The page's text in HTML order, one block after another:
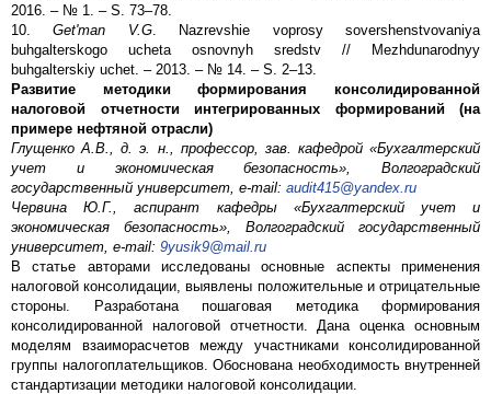
2016. – № 1. – S. 73–78.
10.Get'man V.G. Nazrevshie voprosy sovershenstvovaniya
buhgalterskogo ucheta osnovnyh sredstv // Mezhdunarodnyy
buhgalterskiy uchet. – 2013. – № 14. – S. 2–13.
Развитие методики формирования консолидированной
налоговой отчетности интегрированных формирований (на
примере нефтяной отрасли)
Глущенко А.В., д. э. н., профессор, зав. кафедрой «Бухгалтерский
учет и экономическая безопасность», Волгоградский
государственный университет, e-mail: audit415@yandex.ru
Червина Ю.Г., аспирант кафедры «Бухгалтерский учет и
экономическая безопасность», Волгоградский государственный
университет, e-mail: 9yusik9@mail.ru
В статье авторами исследованы основные аспекты применения
налоговой консолидации, выявлены положительные и отрицательные
стороны. Разработана пошаговая методика формирования
консолидированной налоговой отчетности. Дана оценка основным
моделям взаиморасчетов между участниками консолидированной
группы налогоплательщиков. Обоснована необходимость внутренней
стандартизации методики налоговой консолидации.